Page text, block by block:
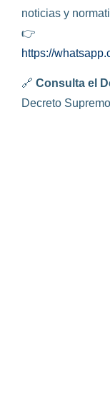
noticias y
👉
https://
🔗 Consulta el
Decreto